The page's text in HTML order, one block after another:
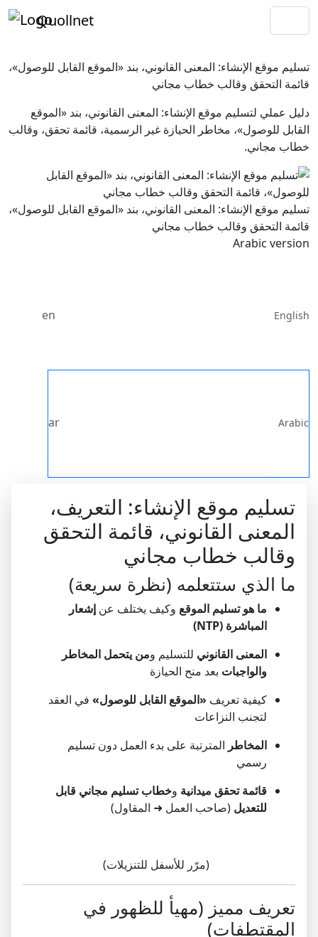
Quollnet
تسليم موقع الإنشاء: المعنى القانوني، بند «الموقع القابل للوصول»،
قائمة التحقق وقالب خطاب مجاني
دليل عملي لتسليم موقع الإنشاء: المعنى القانوني، بند «الموقع
القابل للوصول»، مخاطر الحيازة غير الرسمية، قائمة تحقق، وقالب
خطاب مجاني.
تسليم موقع الإنشاء: المعنى القانوني، بند «الموقع القابل للوصول»،
قائمة التحقق وقالب خطاب مجاني
Arabic version
en English
ar Arabic
تسليم موقع الإنشاء: التعريف،
المعنى القانوني، قائمة التحقق
وقالب خطاب مجاني
ما الذي ستتعلمه (نظرة سريعة)
ما هو تسليم الموقع وكيف يختلف عن إشعار
المباشرة (NTP)
المعنى القانوني للتسليم ومن يتحمل المخاطر
والواجبات بعد منح الحيازة
كيفية تعريف «الموقع القابل للوصول» في العقد
لتجنب النزاعات
المخاطر المترتبة على بدء العمل دون تسليم
رسمي
قائمة تحقق ميدانية وخطاب تسليم مجاني قابل
للتعديل (صاحب العمل ➜ المقاول)
(مرّر للأسفل للتنزيلات)
تعريف مميز (مهيأ للظهور في
المقتطفات)